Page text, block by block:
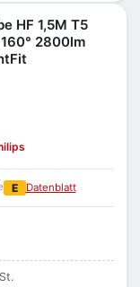
HF 1,5M T5
2800lm
E Datenblatt